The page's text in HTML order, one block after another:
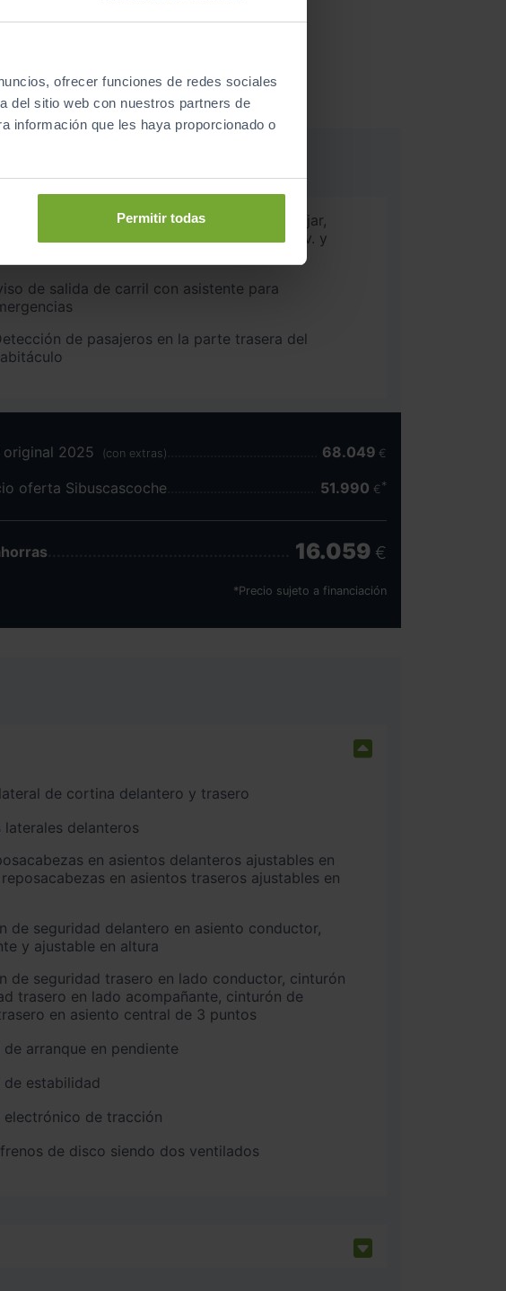
ofrecer funciones de redes sociales
del sitio web con nuestros partners de
información que les haya proporcionado o
Permitir todas
Aviso de cambio de carril y aviso de pel. al bajar,
sistema de asistencia tra. para el tráfico transv. y
de salida de carril con asistente para
de pasajeros en la parte trasera del
original 2025 (con extras) 68.049 €
oferta Sibuscascoche 51.990 €
16.059 €
*Precio sujeto a financiación
de cortina delantero y trasero
laterales delanteros
en asientos traseros ajustables en
y ajustable en altura
trasero en lado acompañante, cinturón de
en asiento central de 3 puntos
arranque en pendiente
estabilidad
electrónico de tracción
de disco siendo dos ventilados